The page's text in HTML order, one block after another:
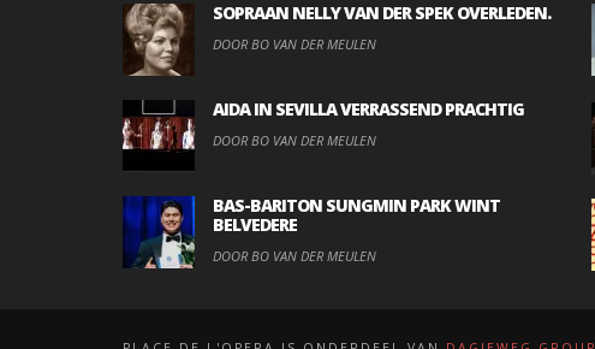
SOPRAAN NELLY VAN DER SPEK OVERLEDEN.
DOOR BO VAN DER MEULEN
AIDA IN SEVILLA VERRASSEND PRACHTIG
DOOR BO VAN DER MEULEN
BAS-BARITON SUNGMIN PARK WINT
BELVEDERE
DOOR BO VAN DER MEULEN